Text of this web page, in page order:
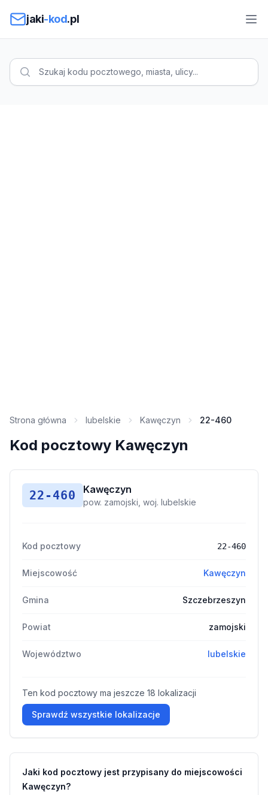
jaki-kod.pl
Strona główna lubelskie Kawęczyn 22-460
Kod pocztowy Kawęczyn
22-460 Kawęczyn
pow. zamojski, woj. lubelskie
Kod pocztowy 22-460
Miejscowość Kawęczyn
Gmina Szczebrzeszyn
Powiat zamojski
Województwo lubelskie
Ten kod pocztowy ma jeszcze 18 lokalizacji
Sprawdź wszystkie lokalizacje
Jaki kod pocztowy jest przypisany do miejscowości
Kawęczyn?